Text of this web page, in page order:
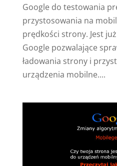
Google do testowania
przystosowania na
prędkości strony. Jest
Google pozwalające
ładowania strony i
urządzenia mobilne....